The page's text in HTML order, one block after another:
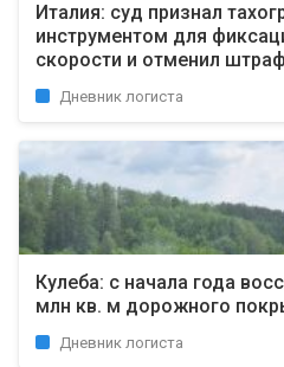
Италия: суд признал
инструментом для
скорости и отменил штраф
Дневник логиста
Кулеба: с начала года
млн кв. м дорожного
Дневник логиста